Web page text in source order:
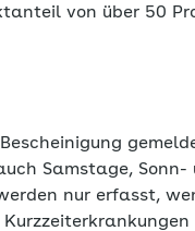
von über 50
Samstage, Sonn-
nur erfasst,